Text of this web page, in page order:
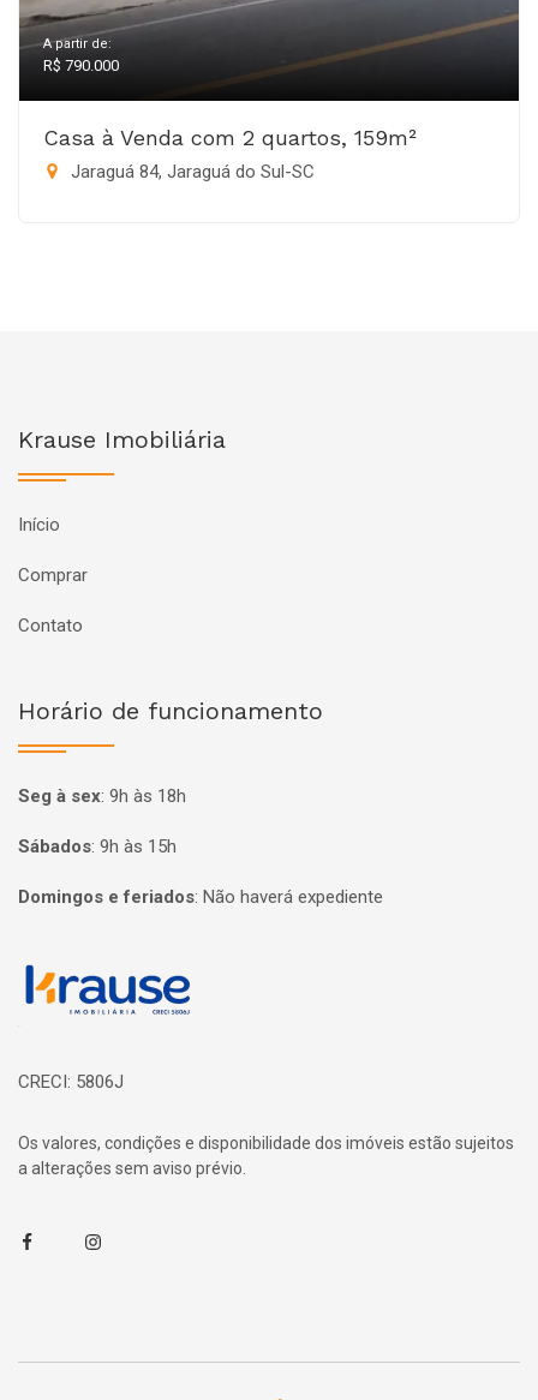
A partir de:
R$ 790.000
Casa à Venda com 2 quartos, 159m²
Jaraguá 84, Jaraguá do Sul-SC
Krause Imobiliária
Início
Comprar
Contato
Horário de funcionamento
Seg à sex: 9h às 18h
Sábados: 9h às 15h
Domingos e feriados: Não haverá expediente
Página inicial
CRECI: 5806J
Os valores, condições e disponibilidade dos imóveis estão sujeitos
a alterações sem aviso prévio.
FacebookInstagram